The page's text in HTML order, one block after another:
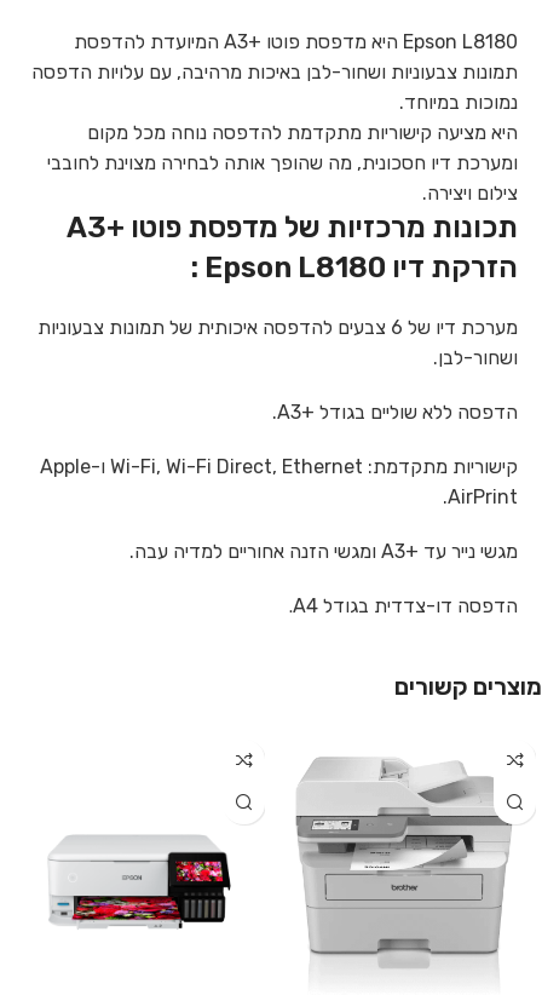
Epson L8180 היא מדפסת פוטו +A3 המיועדת להדפסת
תמונות צבעוניות ושחור-לבן באיכות מרהיבה, עם עלויות הדפסה
נמוכות במיוחד.
היא מציעה קישוריות מתקדמת להדפסה נוחה מכל מקום
ומערכת דיו חסכונית, מה שהופך אותה לבחירה מצוינת לחובבי
צילום ויצירה.
תכונות מרכזיות של מדפסת פוטו +A3
הזרקת דיו Epson L8180 :
מערכת דיו של 6 צבעים להדפסה איכותית של תמונות צבעוניות
ושחור-לבן.
הדפסה ללא שוליים בגודל A3+‎.
קישוריות מתקדמת: Wi-Fi, Wi-Fi Direct, Ethernet ו-Apple
AirPrint.
מגשי נייר עד A3+‎ ומגשי הזנה אחוריים למדיה עבה.
הדפסה דו-צדדית בגודל A4 .
מוצרים קשורים